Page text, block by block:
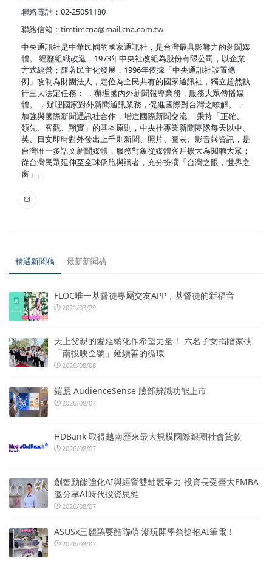
聯絡電話：02-25051180
聯絡信箱： timtimcna@mail.cna.com.tw
中央通訊社是中華民國的國家通訊社，是台灣最具影響力的新聞媒
體。 經歷組織改造，1973年中央社改組為股份有限公司，以企業
方式經營；隨著民主化發展，1996年依據「中央通訊社設置條
例」改制為財團法人，定位為全民共有的國家通訊社，獨立超然執
行三大法定任務： ．辦理國內外新聞報導業務，服務大眾傳播媒
體。 ．辦理國家對外新聞通訊業務，促進國際對台灣之瞭解。 ．
加強與國際新聞通訊社合作，增進國際新聞交流。 秉持「正確、
領先、客觀、翔實」的基本原則，中央社專業新聞團隊每天以中、
英、日文即時對外發出上千則新聞、照片、圖表、影音與資訊，是
台灣唯一多語文新聞媒體，服務對象從媒體客戶擴大為閱聽大眾；
從台灣民眾延伸至全球僑胞與讀者，充分扮演「台灣之眼，世界之
窗」。
精選新聞稿 最新新聞稿
FLOC唯一基督徒專屬交友APP，基督徒的新福音
2021/03/29
天上父親的愛延續化作希望力量！ 六名子女捐贈家扶
「南投映全號」延續善的循環
2026/08/08
鎧應 AudienceSense 臉部辨識功能上市
2026/08/07
HDBank 取得越南歷來最大規模國際銀團社會貸款
2026/08/07
創智動能強化AI與經營雙軸競爭力 投資長受臺大EMBA
邀分享AI時代投資思維
2026/08/07
ASUSx三麗鷗耍酷聯萌 潮玩開學祭搶抱AI筆電！
2026/08/07